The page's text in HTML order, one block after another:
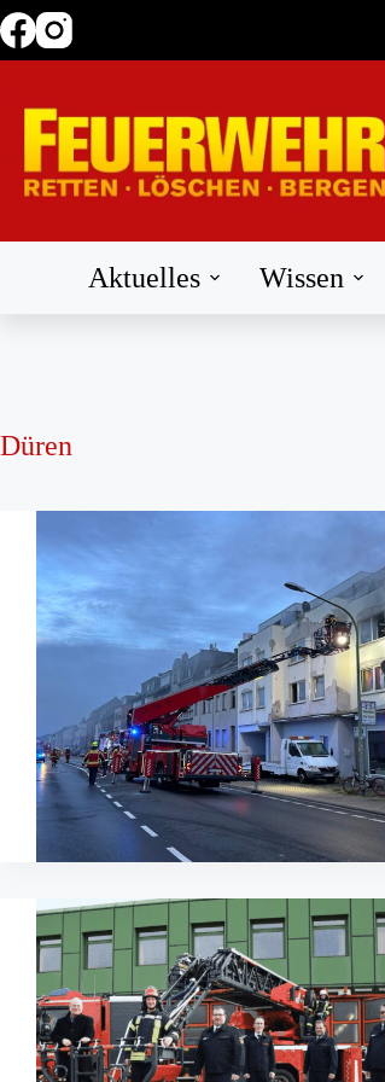
Zum
Inhalt
Aktuelles Wissen
Düren